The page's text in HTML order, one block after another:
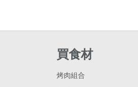
買食材
烤肉組合